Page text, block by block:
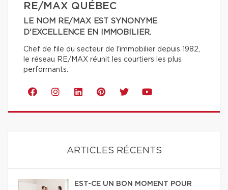
RE/MAX QUÉBEC
LE NOM RE/MAX EST SYNONYME
D'EXCELLENCE EN IMMOBILIER.
Chef de file du secteur de l'immobilier depuis 1982,
le réseau RE/MAX réunit les courtiers les plus
performants.
ARTICLES RÉCENTS
EST-CE UN BON MOMENT POUR